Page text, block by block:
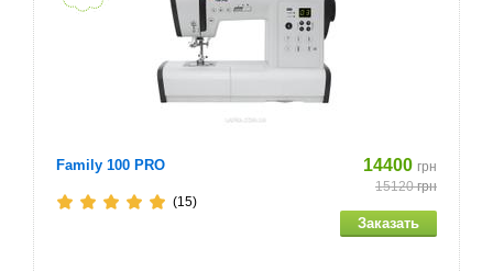
Family 100 PRO 14400 грн
15120грн
(15)